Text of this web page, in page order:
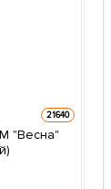
21640
"Весна"